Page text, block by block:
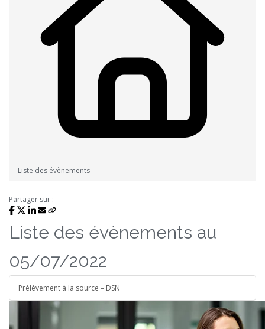
Liste des évènements
Partager sur :
Liste des évènements au
05/07/2022
Prélèvement à la source – DSN